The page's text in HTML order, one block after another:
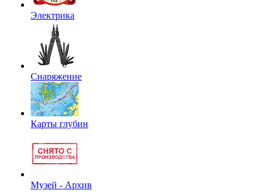
Электрика
Снаряжение
Карты глубин
Музей - Архив